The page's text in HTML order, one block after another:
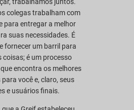
colegas trabalham com
para entregar a melhor
suas necessidades. É
fornecer um barril para
coisas; é um processo
encontra os melhores
você e, claro, seus
e usuários finais.